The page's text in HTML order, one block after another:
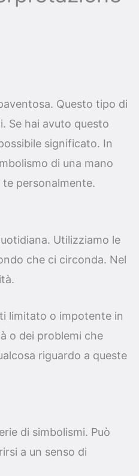
Questo tipo di
Se hai avuto questo
significato. In
di una mano
personalmente.
Utilizziamo le
che ci circonda. Nel
limitato o impotente in
o dei problemi che
riguardo a queste
di simbolismi. Può
a un senso di